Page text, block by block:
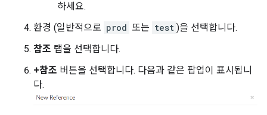
하세요.
환경 (일반적으로 prod 또는 test )을 선택합니다.
참조 탭을 선택합니다.
+참조 버튼을 선택합니다. 다음과 같은 팝업이 표시됩니
다.